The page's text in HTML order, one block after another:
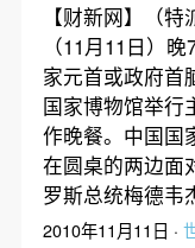
【财新网】（
（11月11日）
家元首或政府首
国家博物馆举行
作晚餐。中国国
在圆桌的两边面
罗斯总统梅德
2010年11月11日 ·